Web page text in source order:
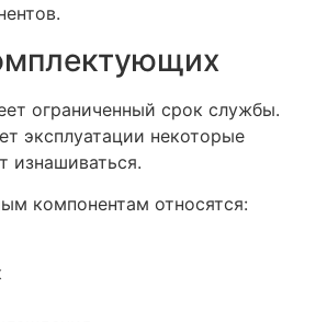
ограниченный срок службы.
эксплуатации некоторые
изнашиваться.
компонентам относятся: